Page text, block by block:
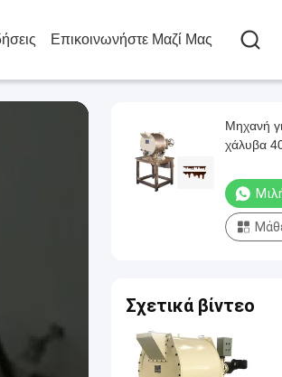
Επικοινωνήστε Μαζί Μας
Μηχανή
χάλυβα
Σχετικά βίντεο